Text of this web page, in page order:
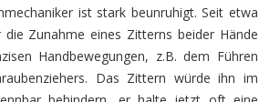
ist stark beunruhigt. Seit etwa
Zunahme eines Zitterns beider Hände
Handbewegungen, z.B. dem Führen
Das Zittern würde ihn im